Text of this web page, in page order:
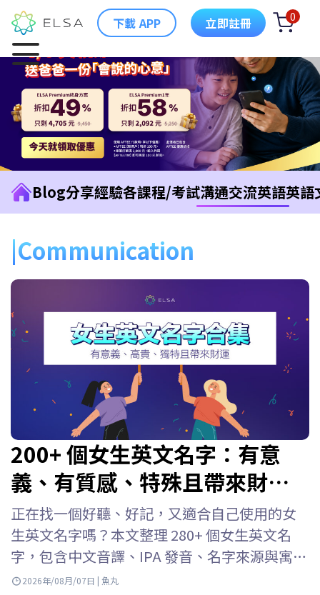
下載 APP 立即註冊 0
Blog分享經驗各課程/考試溝通交流英語英語
Communication
200+ 個女生英文名字：有意
義、有質感、特殊且帶來財
富！
正在找一個好聽、好記，又適合自己使用的女
生英文名字嗎？本文整理 280+ 個女生英文名
字，包含中文音譯、IPA 發音、名字來源與寓
意，並依照熱門、優雅、職場、冷門及個性風
2026年/08月/07日 | 魚丸